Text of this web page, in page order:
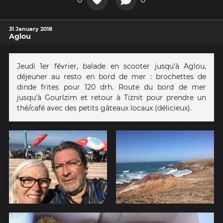
31 January 2018
Aglou
Jeudi 1er février, balade en scooter jusqu’à Aglou,
déjeuner au resto en bord de mer : brochettes de
dinde frites pour 120 drh. Route du bord de mer
jusqu’à Gourlzim et retour à Tiznit pour prendre un
thé/café avec des petits gâteaux locaux (délicieux).